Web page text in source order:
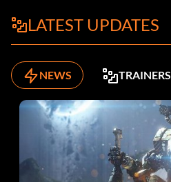
LATEST UPDATES
NEWS TRAINERS